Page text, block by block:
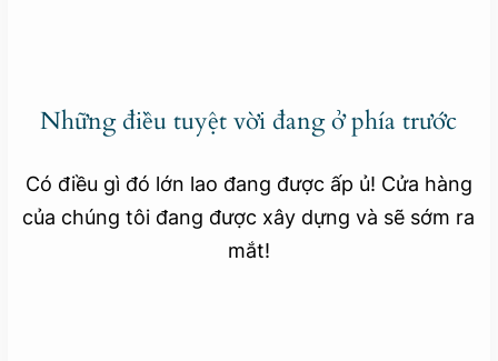
Những điều tuyệt vời đang ở phía trước
Có điều gì đó lớn lao đang được ấp ủ! Cửa hàng
của chúng tôi đang được xây dựng và sẽ sớm ra
mắt!